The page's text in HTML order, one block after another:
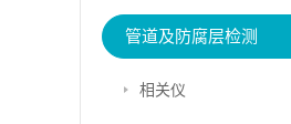
管道及防腐层检测
相关仪